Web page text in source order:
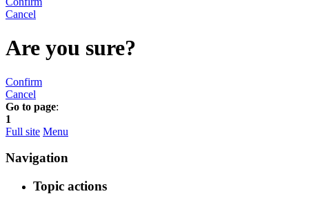
Cancel
Are you sure?
Confirm
Cancel
Go to page:
1
Full site Menu
Navigation
Topic actions